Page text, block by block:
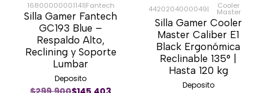
-50%
16800000001141|Fantech
Silla Gamer Fantech
GC193 Blue –
Respaldo Alto,
Reclining y Soporte
Lumbar
Deposito
-25%
4420204000049| Cooler
Master
Silla Gamer Cooler
Master Caliber E1
Black Ergonómica
Reclinable 135° |
Hasta 120 kg
Deposito